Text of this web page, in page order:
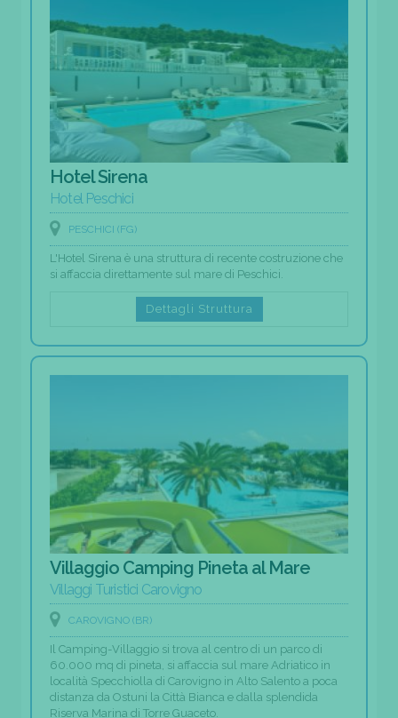
Hotel Sirena
Hotel Peschici
PESCHICI (FG)
L'Hotel Sirena è una struttura di recente costruzione che
si affaccia direttamente sul mare di Peschici.
Dettagli Struttura
Villaggio Camping Pineta al Mare
Villaggi Turistici Carovigno
CAROVIGNO (BR)
Il Camping-Villaggio si trova al centro di un parco di
60.000 mq di pineta, si affaccia sul mare Adriatico in
località Specchiolla di Carovigno in Alto Salento a poca
distanza da Ostuni la Città Bianca e dalla splendida
Riserva Marina di Torre Guaceto.